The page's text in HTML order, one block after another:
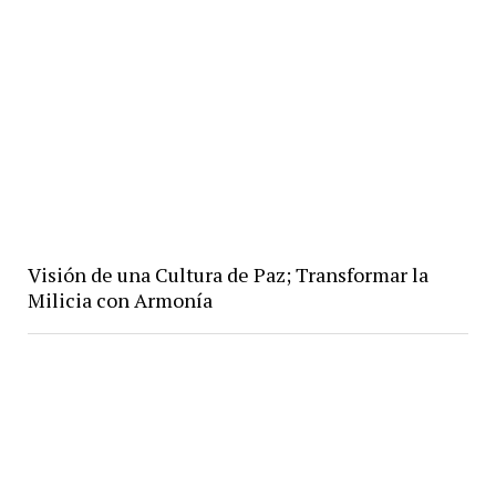
Visión de una Cultura de Paz; Transformar la
Milicia con Armonía